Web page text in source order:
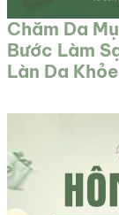
Chăm Da
Bước Làm
Làn Da